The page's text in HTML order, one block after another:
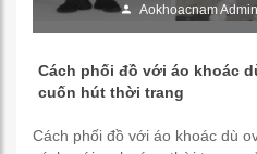
Aokhoacnam Admin
Cách phối đồ với áo khoác
cuốn hút thời trang
Cách phối đồ với áo khoác dù